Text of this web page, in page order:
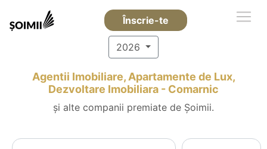
Înscrie-te
2026
Agentii Imobiliare, Apartamente de Lux,
Dezvoltare Imobiliara - Comarnic
și alte companii premiate de Șoimii.